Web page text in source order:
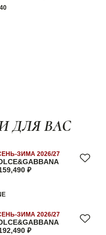
ДЛЯ ВАС
ЗИМА 2026/27
₽
ЗИМА 2026/27
₽